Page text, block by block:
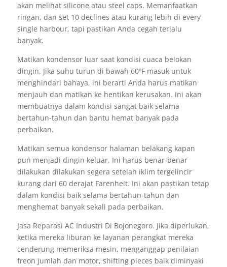
akan melihat silicone atau steel caps. Memanfaatkan
ringan, dan set 10 declines atau kurang lebih di every
single harbour, tapi pastikan Anda cegah terlalu
banyak.
Matikan kondensor luar saat kondisi cuaca belokan
dingin. Jika suhu turun di bawah 60ºF masuk untuk
menghindari bahaya, ini berarti Anda harus matikan
menjauh dan matikan ke hentikan kerusakan. Ini akan
membuatnya dalam kondisi sangat baik selama
bertahun-tahun dan bantu hemat banyak pada
perbaikan.
Matikan semua kondensor halaman belakang kapan
pun menjadi dingin keluar. Ini harus benar-benar
dilakukan dilakukan segera setelah iklim tergelincir
kurang dari 60 derajat Farenheit. Ini akan pastikan tetap
dalam kondisi baik selama bertahun-tahun dan
menghemat banyak sekali pada perbaikan.
Jasa Reparasi AC Industri Di Bojonegoro. Jika diperlukan,
ketika mereka liburan ke layanan perangkat mereka
cenderung memeriksa mesin, menganggap penilaian
freon jumlah dan motor, shifting pieces baik diminyaki